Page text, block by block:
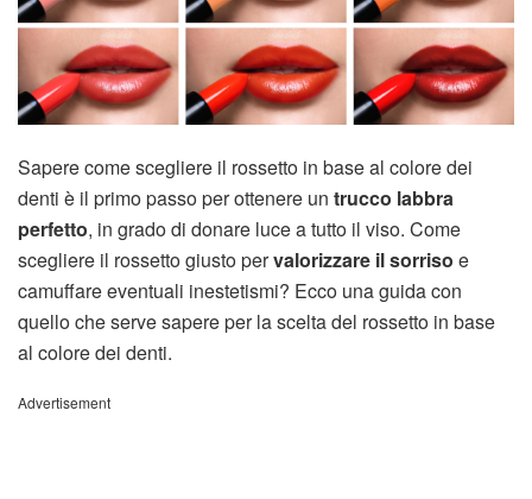
Sapere come scegliere il rossetto in base al colore dei
denti è il primo passo per ottenere un trucco labbra
perfetto, in grado di donare luce a tutto il viso. Come
scegliere il rossetto giusto pervalorizzare il sorriso e
camuffare eventuali inestetismi? Ecco una guida con
quello che serve sapere per la scelta del rossetto in base
al colore dei denti.
Advertisement